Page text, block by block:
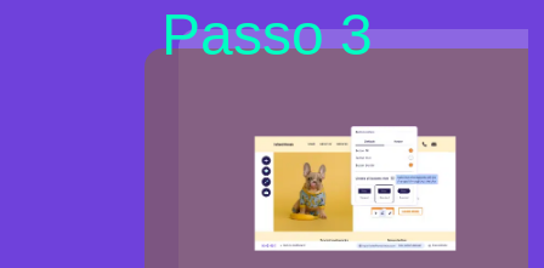
Passo 3